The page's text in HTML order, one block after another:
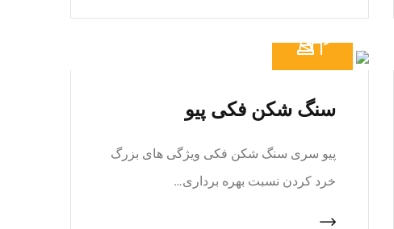
سنگ شکن فکی پیو
پیو سری سنگ شکن فکی ویژگی های بزرگ
خرد کردن نسبت بهره برداری…